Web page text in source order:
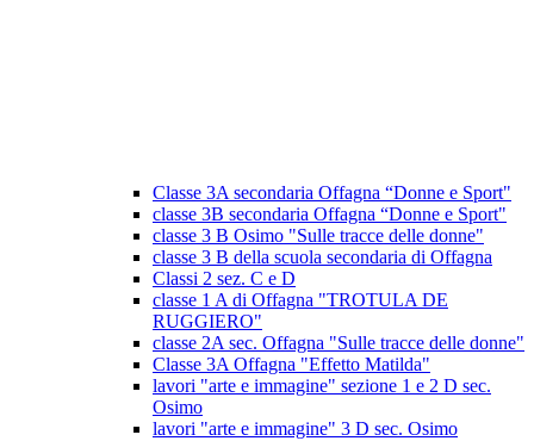
Classe 3A secondaria Offagna “Donne e Sport"
classe 3B secondaria Offagna “Donne e Sport"
classe 3 B Osimo "Sulle tracce delle donne"
classe 3 B della scuola secondaria di Offagna
Classi 2 sez. C e D
classe 1 A di Offagna "TROTULA DE
RUGGIERO"
classe 2A sec. Offagna "Sulle tracce delle donne"
Classe 3A Offagna "Effetto Matilda"
lavori "arte e immagine" sezione 1 e 2 D sec.
Osimo
lavori "arte e immagine" 3 D sec. Osimo